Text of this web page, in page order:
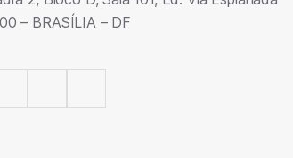
– BRASÍLIA – DF